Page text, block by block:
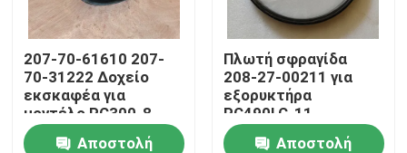
Σπίτι
Προϊόντα
207-70-61610 207-
70-31222 Δοχείο
εκσκαφέα για
μοντέλο PC300-8
Αποστολή
Πλωτή σφραγίδα
208-27-00211 για
εξορυκτήρα
PC490LC-11
Αποστολή